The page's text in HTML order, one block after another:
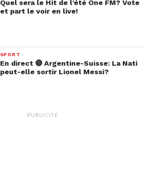
Quel sera le Hit de l’été One FM? Vote
et part le voir en live!
SPORT
En direct 🔴 Argentine-Suisse: La Nati
peut-elle sortir Lionel Messi?
PUBLICITÉ